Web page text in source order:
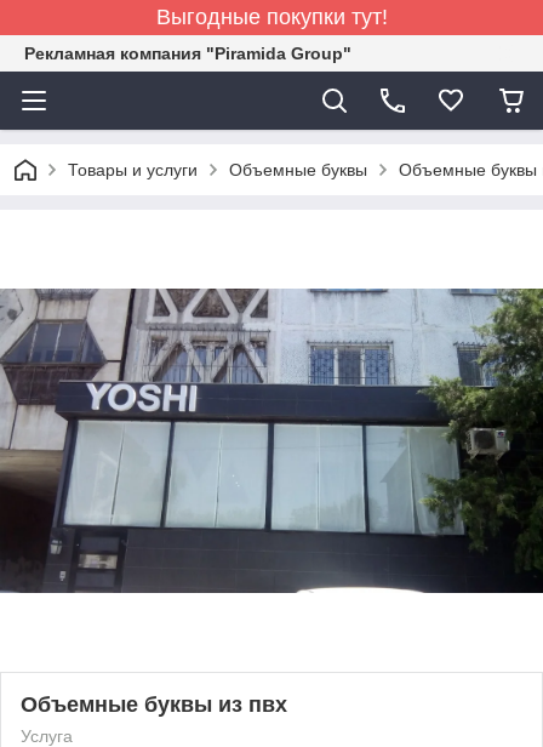
Выгодные покупки тут!
Рекламная компания "Piramida Group"
Товары и услуги Объемные буквы Объемные буквы
Объемные буквы из пвх
Услуга